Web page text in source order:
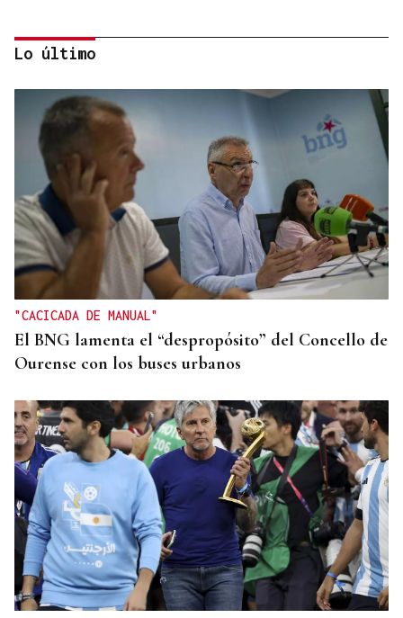
CANEDO
Un herido en la colisión entre dos coches en la
entrada a las termas de Outariz
Lo último
"CACICADA DE MANUAL"
El BNG lamenta el “despropósito” del Concello de
Ourense con los buses urbanos